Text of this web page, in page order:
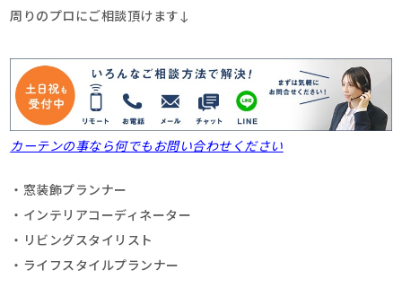
周りのプロにご相談頂けます↓
カーテンの事なら何でもお問い合わせください
・窓装飾プランナー
・インテリアコーディネーター
・リビングスタイリスト
・ライフスタイルプランナー